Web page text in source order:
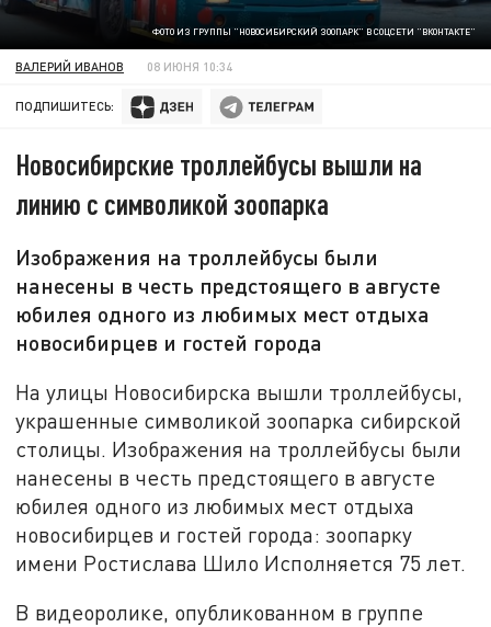
ФОТО ИЗ ГРУППЫ "НОВОСИБИРСКИЙ ЗООПАРК" В СОЦСЕТИ "ВКОНТАКТЕ"
ВАЛЕРИЙ ИВАНОВ 08 ИЮНЯ 10:34
ПОДПИШИТЕСЬ:
Новосибирские троллейбусы вышли на
линию с символикой зоопарка
Изображения на троллейбусы были
нанесены в честь предстоящего в августе
юбилея одного из любимых мест отдыха
новосибирцев и гостей города
На улицы Новосибирска вышли троллейбусы,
украшенные символикой зоопарка сибирской
столицы. Изображения на троллейбусы были
нанесены в честь предстоящего в августе
юбилея одного из любимых мест отдыха
новосибирцев и гостей города: зоопарку
имени Ростислава Шило Исполняется 75 лет.
В видеоролике, опубликованном в группе